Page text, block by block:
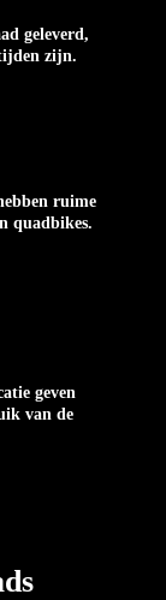
geleverd,
zijn.
ruime
quadbikes.
geven
van de